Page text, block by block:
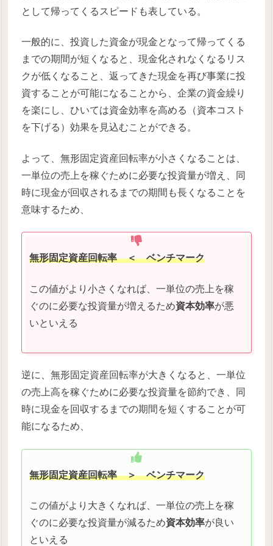
として帰ってくるスピードも表している。
一般的に、投資した資金が現金となって帰ってくる
までの期間が短くなると、現金化されなくなるリス
クが低くなること、返ってきた現金を再び事業に投
資することが可能になることから、企業の資金繰り
を楽にし、ひいては資金効率を高める（資本コスト
を下げる）効果を見込むことができる。
よって、無形固定資産回転率が小さくなることは、
一単位の売上を稼ぐために必要な投資量が増え、同
時に現金が回収されるまでの期間も長くなることを
意味するため、
無形固定資産回転率＜ ベンチマーク
この値がより小さくなれば、一単位の売上を稼
ぐのに必要な投資量が増えるため資本効率が悪
いといえる
逆に、無形固定資産回転率が大きくなると、一単位
の売上高を稼ぐために必要な投資量を節約でき、同
時に現金を回収するまでの期間を短くすることが可
能になるため、
無形固定資産回転率＞ ベンチマーク
この値がより大きくなれば、一単位の売上を稼
ぐのに必要な投資量が減るため資本効率が良い
といえる